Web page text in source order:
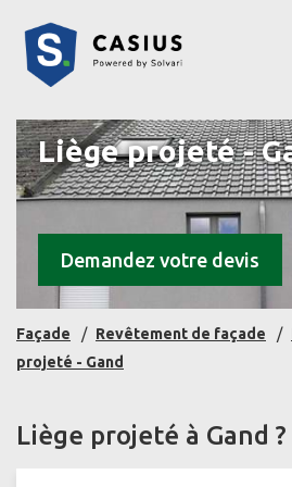
Liège projeté -
Demandez votre devis
Façade Revêtement de façade
projeté - Gand
Liège projeté à Gand ?